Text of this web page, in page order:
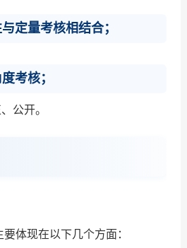
定量考核相结合；
考核；
公开。
体现在以下几个方面：